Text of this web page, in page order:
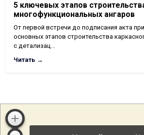
5 ключевых этапов
многофункциональных ангаров
От первой встречи до подписания акта
основных этапов строительства
с детализац…
Читать →